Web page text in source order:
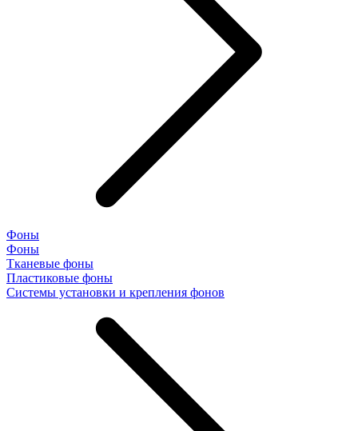
Фоны
Фоны
Тканевые фоны
Пластиковые фоны
Системы установки и крепления фонов